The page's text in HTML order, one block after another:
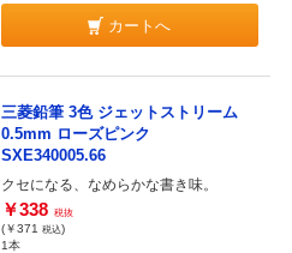
カートへ
三菱鉛筆 3色 ジェットストリーム
0.5mm ローズピンク
SXE340005.66
クセになる、なめらかな書き味。
￥338 税抜
(￥371 税込)
1本